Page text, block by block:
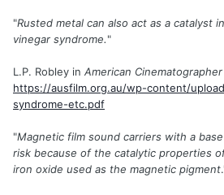
"Rusted metal can also act as a catalyst
vinegar syndrome."
L.P. Robley in American Cinematographer
https://ausfilm.org.au/wp-content/
syndrome-etc.pdf
"Magnetic film sound carriers with a
risk because of the catalytic properties
iron oxide used as the magnetic pigment